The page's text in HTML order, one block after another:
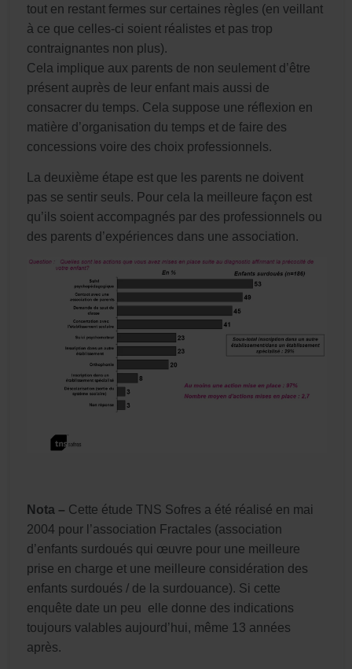
tout en restant fermes sur certaines règles (en veillant
à ce que celles-ci soient réalistes et pas trop
contraignantes non plus).
Cela implique aux parents de non seulement d’être
présent auprès de leur enfant mais aussi de
consacrer du temps. Cela suppose une réflexion en
matière d’organisation du temps et de faire des
concessions voire des choix professionnels.
La deuxième étape est que les parents ne doivent
pas se sentir seuls. Pour cela la meilleure façon est
qu’ils soient accompagnés par des professionnels ou
des parents d’expériences dans une association.
Nota – Cette étude TNS Sofres a été réalisé en mai
2004 pour l’association Fractales (association
d’enfants surdoués qui œuvre pour une meilleure
prise en charge et une meilleure considération des
enfants surdoués / de la surdouance). Si cette
enquête date un peu elle donne des indications
toujours valables aujourd’hui, même 13 années
après.